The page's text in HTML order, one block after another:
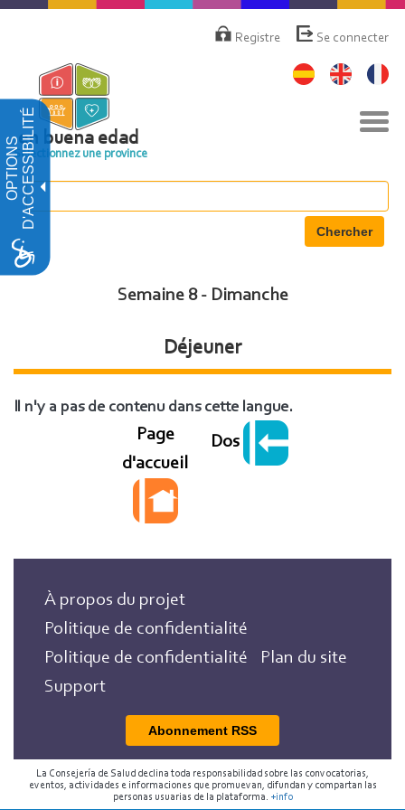
OPTIONSD'ACCESSIBILITÉ
Aller
principal
deRegistre Se connecter
la
en buena edad
Sélectionnez une province
Chercher
Semaine 8 - Dimanche
Déjeuner
Il n'y a pas de contenu dans cette langue.
Page
d'accueil
Dos
À propos du projet
Politique de confidentialité
Politique de confidentialité
Plan du site
Support
Abonnement RSS
La Consejería de Salud declina toda responsabilidad sobre las convocatorias,
eventos, actividades e informaciones que promuevan, difundan y compartan las
personas usuarias de la plataforma. +info